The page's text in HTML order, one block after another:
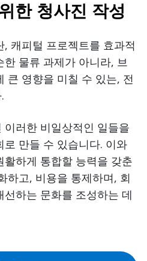
한 청사진 작성
캐피털 프로젝트를 효과적
물류 과제가 아니라, 브
큰 영향을 미칠 수 있는, 전
러한 비일상적인 일들을
만들 수 있습니다. 이와
하게 통합할 능력을 갖춘
하고, 비용을 통제하며, 회
하는 문화를 조성하는 데